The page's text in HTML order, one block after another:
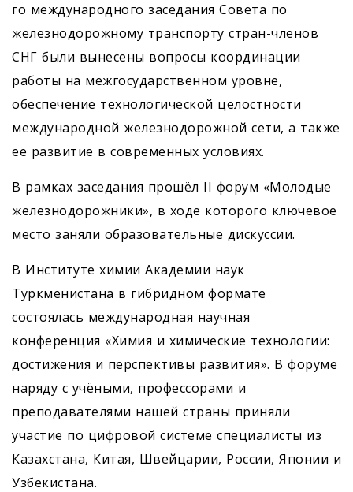
го международного заседания Совета по
железнодорожному транспорту стран-членов
СНГ были вынесены вопросы координации
работы на межгосударственном уровне,
обеспечение технологической целостности
международной железнодорожной сети, а также
её развитие в современных условиях.
В рамках заседания прошёл II форум «Молодые
железнодорожники», в ходе которого ключевое
место заняли образовательные дискуссии.
В Институте химии Академии наук
Туркменистана в гибридном формате
состоялась международная научная
конференция «Химия и химические технологии:
достижения и перспективы развития». В форуме
наряду с учёными, профессорами и
преподавателями нашей страны приняли
участие по цифровой системе специалисты из
Казахстана, Китая, Швейцарии, России, Японии и
Узбекистана.